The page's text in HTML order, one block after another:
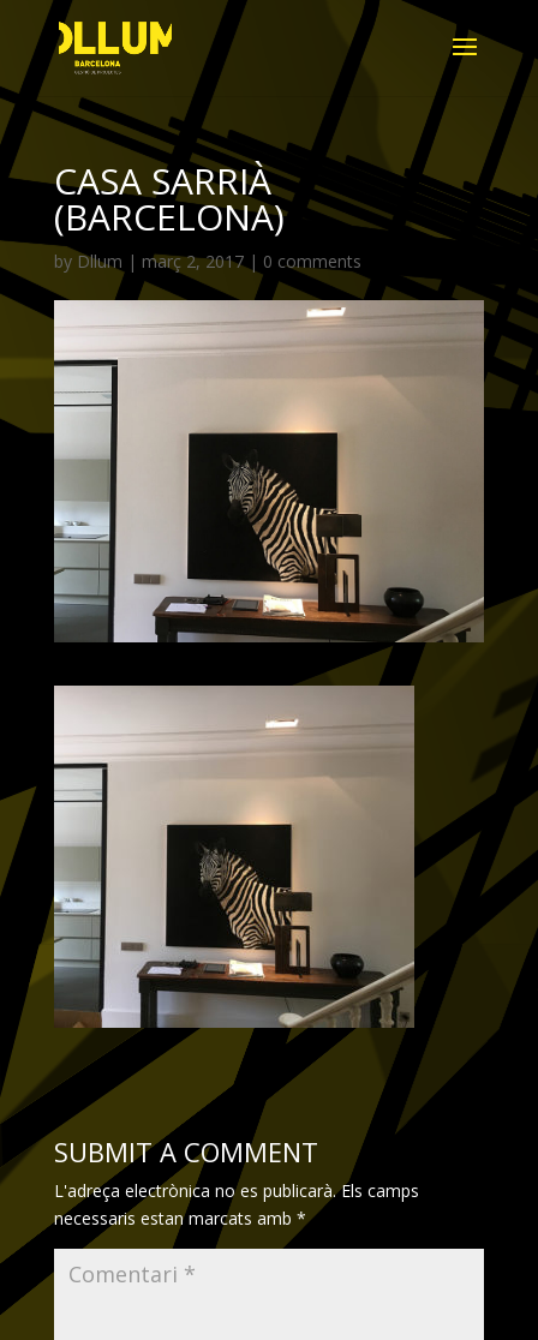
CASA SARRIÀ
(BARCELONA)
by Dllum | març 2, 2017| 0 comments
SUBMIT A COMMENT
L'adreça electrònica no es publicarà. Els camps
necessaris estan marcats amb *